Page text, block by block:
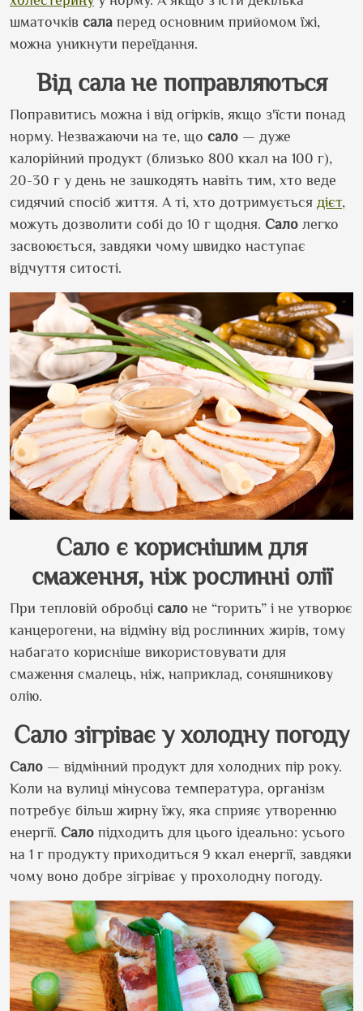
шматочків сала перед основним прийомом їжі,
можна уникнути переїдання.
Від сала не поправляються
Поправитись можна і від огірків, якщо з'їсти понад
норму. Незважаючи на те, що сало — дуже
калорійний продукт (близько 800 ккал на 100 г),
20-30 г у день не зашкодять навіть тим, хто веде
сидячий спосіб життя. А ті, хто дотримується дієт,
можуть дозволити собі до 10 г щодня. Сало легко
засвоюється, завдяки чому швидко наступає
відчуття ситості.
Сало є кориснішим для
смаження, ніж рослинні олії
При тепловій обробці сало не “горить” і не утворює
канцерогени, на відміну від рослинних жирів, тому
набагато корисніше використовувати для
смаження смалець, ніж, наприклад, соняшникову
олію.
Сало зігріває у холодну погоду
Сало — відмінний продукт для холодних пір року.
Коли на вулиці мінусова температура, організм
потребує більш жирну їжу, яка сприяє утворенню
енергії. Сало підходить для цього ідеально: усього
на 1 г продукту приходиться 9 ккал енергії, завдяки
чому воно добре зігріває у прохолодну погоду.